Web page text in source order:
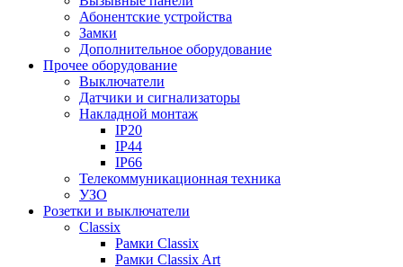
Абонентские устройства
Замки
Дополнительное оборудование
Прочее оборудование
Выключатели
Датчики и сигнализаторы
Накладной монтаж
IP20
IP44
IP66
Телекоммуникационная техника
УЗО
Розетки и выключатели
Classix
Рамки Classix
Рамки Classix Art